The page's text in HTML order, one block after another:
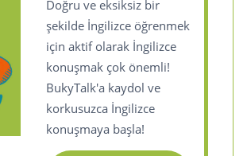
Doğru ve eksiksiz bir
şekilde İngilizce öğrenmek
için aktif olarak İngilizce
konuşmak çok önemli!
BukyTalk'a kaydol ve
korkusuzca İngilizce
konuşmaya başla!